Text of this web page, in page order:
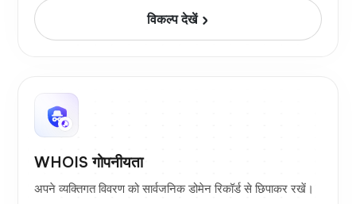
विकल्प देखें
WHOIS गोपनीयता
अपने व्यक्तिगत विवरण को सार्वजनिक डोमेन रिकॉर्ड से छिपाकर रखें।